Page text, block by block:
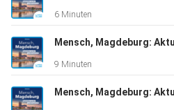
6 Minuten
9 Minuten